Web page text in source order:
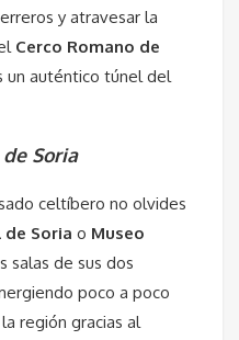
y atravesar la
Cerco Romano de
un auténtico túnel del
Soria
celtíbero no olvides
de Soria o Museo
salas de sus dos
poco a poco
región gracias al